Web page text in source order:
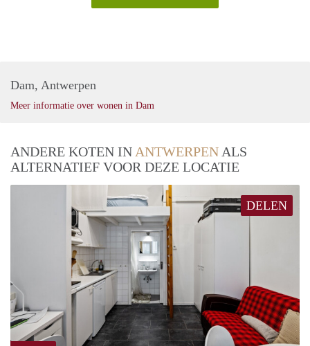
Dam, Antwerpen
Meer informatie over wonen in Dam
ANDERE KOTEN IN ANTWERPEN ALS
ALTERNATIEF VOOR DEZE LOCATIE
DELEN